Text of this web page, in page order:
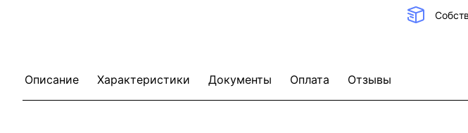
Описание Характеристики Документы Оплата Отзывы